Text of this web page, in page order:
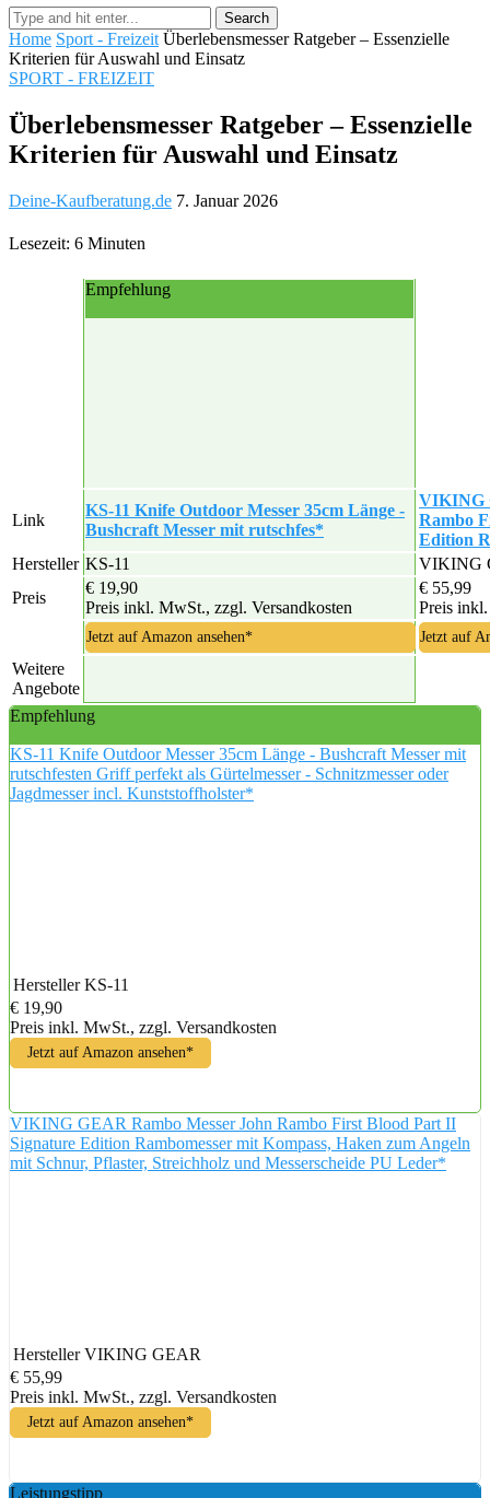
Home Sport - Freizeit Überlebensmesser Ratgeber – Essenzielle
Kriterien für Auswahl und Einsatz
SPORT - FREIZEIT
Überlebensmesser Ratgeber – Essenzielle
Kriterien für Auswahl und Einsatz
Deine-Kaufberatung.de 7. Januar 2026
Lesezeit: 6 Minuten
Empfehlung
Link
KS-11 Knife Outdoor Messer 35cm Länge -
Bushcraft Messer mit rutschfes*
VIKING
Rambo
Edition
Hersteller KS-11
VIKING
Preis
€ 19,90
Preis inkl. MwSt., zzgl. Versandkosten
€ 55,99
Preis
Jetzt auf Amazon ansehen* Jetzt auf
Weitere
Angebote
Empfehlung
KS-11 Knife Outdoor Messer 35cm Länge - Bushcraft Messer mit
rutschfesten Griff perfekt als Gürtelmesser - Schnitzmesser oder
Jagdmesser incl. Kunststoffholster*
Hersteller KS-11
€ 19,90
Preis inkl. MwSt., zzgl. Versandkosten
Jetzt auf Amazon ansehen*
VIKING GEAR Rambo Messer John Rambo First Blood Part II
Signature Edition Rambomesser mit Kompass, Haken zum Angeln
mit Schnur, Pflaster, Streichholz und Messerscheide PU Leder*
Hersteller VIKING GEAR
€ 55,99
Preis inkl. MwSt., zzgl. Versandkosten
Jetzt auf Amazon ansehen*
Leistungstipp